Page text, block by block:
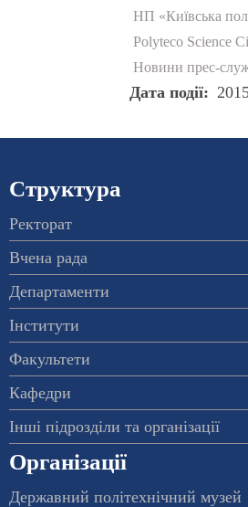
НП «Київська
Polyteco Science
Новини прес-
Дата події
Структура
Ректорат
Вчена рада
Департаменти
Інститути
Факультети
Кафедри
Інші підрозділи та організації
Організації
Державний політехнічний музей